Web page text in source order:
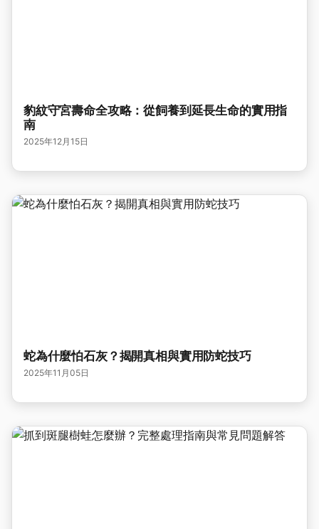
豹紋守宮壽命全攻略：從飼養到延長生命的實用指
南
2025年12月15日
蛇為什麼怕石灰？揭開真相與實用防蛇技巧
2025年11月05日